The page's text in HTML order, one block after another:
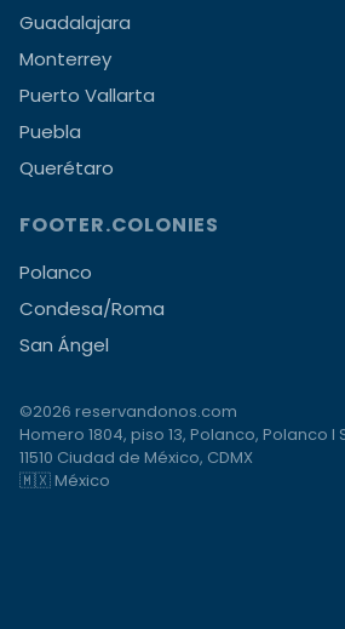
Guadalajara
Monterrey
Puerto Vallarta
Puebla
Querétaro
FOOTER.COLONIES
Polanco
Condesa/Roma
San Ángel
©2026 reservandonos.com
Homero 1804, piso 13, Polanco, Polanco I
11510 Ciudad de México, CDMX
🇲🇽 México